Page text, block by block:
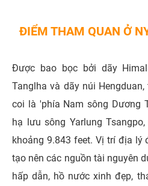
ĐIỂM THAM QUAN Ở
Được bao bọc bởi dãy
Tanglha và dãy núi
coi là 'phía Nam sông Dương
hạ lưu sông Yarlung
khoảng 9.843 feet. Vị trí địa lý
tạo nên các nguồn tài nguyên
hấp dẫn, hồ nước xinh đẹp,